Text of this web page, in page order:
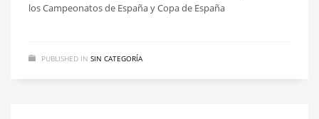
los Campeonatos de España y Copa de España
PUBLISHED IN SIN CATEGORÍA